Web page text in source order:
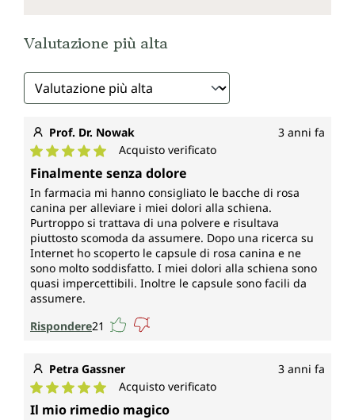
Valutazione più alta
Prof. Dr. Nowak 3 anni fa
Valutazione media di 5 su 5 stelle
Acquisto verificato
Finalmente senza dolore
In farmacia mi hanno consigliato le bacche di rosa
canina per alleviare i miei dolori alla schiena.
Purtroppo si trattava di una polvere e risultava
piuttosto scomoda da assumere. Dopo una ricerca su
Internet ho scoperto le capsule di rosa canina e ne
sono molto soddisfatto. I miei dolori alla schiena sono
quasi impercettibili. Inoltre le capsule sono facili da
assumere.
Rispondere21
Petra Gassner 3 anni fa
Valutazione media di 5 su 5 stelle
Acquisto verificato
Il mio rimedio magico